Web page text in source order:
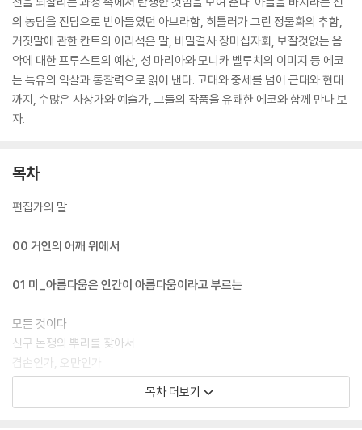
의 농담을 진담으로 받아들였던 아브라함, 히틀러가 그린 정물화의 추함,
거짓말에 관한 칸트의 어리석은 말, 비밀결사 장미십자회, 보잘것없는 음
악에 대한 프루스트의 예찬, 성 마리아와 모니카 벨루치의 이미지 등 에코
는 특유의 익살과 통찰력으로 읽어 낸다. 고대와 중세를 넘어 근대와 현대
까지, 수많은 사상가와 예술가, 그들의 작품을 유쾌한 에코와 함께 만나 보
자.
목차
편집가의 말
00 거인의 어깨 위에서
01 미_아름다움은 인간이 아름다움이라고 부르는
모든 것이다
신구 논쟁의 뿌리를 찾아서
겸손인가, 오만인가
어둠 속을 배회하는 거인들
목차 더보기